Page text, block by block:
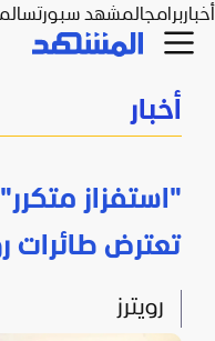
أخباربرامجالمشهد سبورتس
أخبار
"استفزاز
تعترض طائرات
رويترز